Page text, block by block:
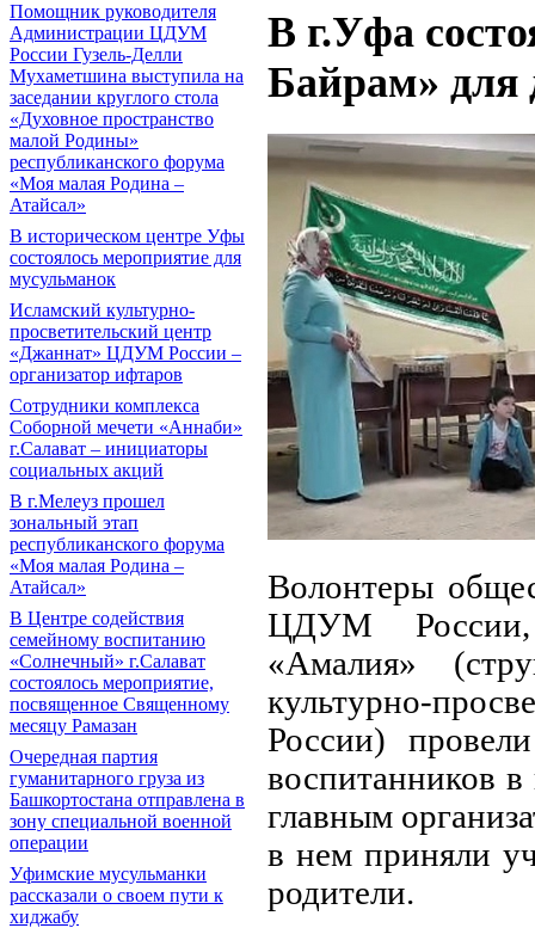
Помощник руководителя
Администрации ЦДУМ
России Гузель-Делли
Мухаметшина выступила на
заседании круглого стола
«Духовное пространство
малой Родины»
республиканского форума
«Моя малая Родина –
Атайсал»
В историческом центре Уфы
состоялось мероприятие для
мусульманок
Исламский культурно-
просветительский центр
«Джаннат» ЦДУМ России –
организатор ифтаров
Сотрудники комплекса
Соборной мечети «Аннаби»
г.Салават – инициаторы
социальных акций
В г.Мелеуз прошел
зональный этап
республиканского форума
«Моя малая Родина –
Атайсал»
В Центре содействия
семейному воспитанию
«Солнечный» г.Салават
состоялось мероприятие,
посвященное Священному
месяцу Рамазан
Очередная партия
гуманитарного груза из
Башкортостана отправлена в
зону специальной военной
операции
Уфимские мусульманки
рассказали о своем пути к
хиджабу
В г.Уфа
Байрам» для
Волонтеры
ЦДУМ России,
«Амалия»
культурно-
России)
воспитанников
главным
в нем приняли
родители.